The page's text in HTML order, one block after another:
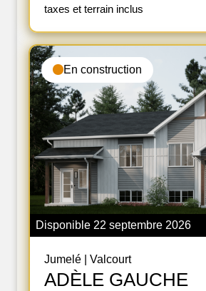
taxes et terrain inclus
En construction
Disponible 22 septembre 2026
Jumelé Valcourt
ADÈLE GAUCHE